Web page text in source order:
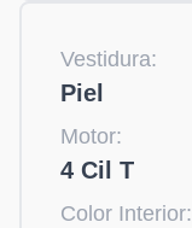
Vestidura:
Piel
Motor:
4 Cil T
Color Interior: